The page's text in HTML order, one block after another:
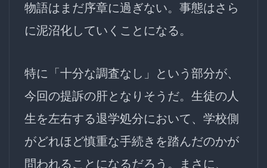
物語はまだ序章に過ぎない。事態はさら
に泥沼化していくことになる。
特に「十分な調査なし」という部分が、
今回の提訴の肝となりそうだ。生徒の人
生を左右する退学処分において、 学校側
がどれほど慎重な手続きを踏んだのかが
問われることになるだろう。まさに、